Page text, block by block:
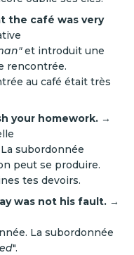
the café was very
et introduit une
rencontrée.
au café était très
your homework. →
subordonnée
peut se produire.
tes devoirs.
was not his fault. →
La subordonnée
".